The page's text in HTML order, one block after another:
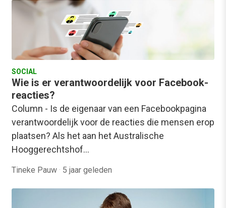
SOCIAL
Wie is er verantwoordelijk voor Facebook-
reacties?
Column - Is de eigenaar van een Facebookpagina
verantwoordelijk voor de reacties die mensen erop
plaatsen? Als het aan het Australische
Hooggerechtshof…
Tineke Pauw · 5 jaar geleden